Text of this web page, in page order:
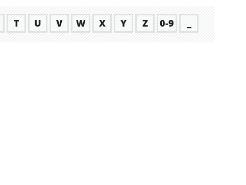
T U V W X Y Z 0-9